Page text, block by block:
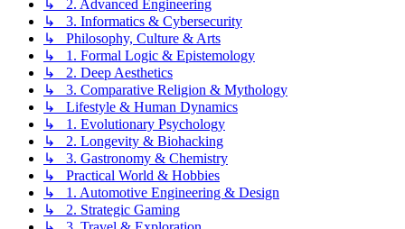
↳ 2. Advanced Engineering
↳ 3. Informatics & Cybersecurity
↳ Philosophy, Culture & Arts
↳ 1. Formal Logic & Epistemology
↳ 2. Deep Aesthetics
↳ 3. Comparative Religion & Mythology
↳ Lifestyle & Human Dynamics
↳ 1. Evolutionary Psychology
↳ 2. Longevity & Biohacking
↳ 3. Gastronomy & Chemistry
↳ Practical World & Hobbies
↳ 1. Automotive Engineering & Design
↳ 2. Strategic Gaming